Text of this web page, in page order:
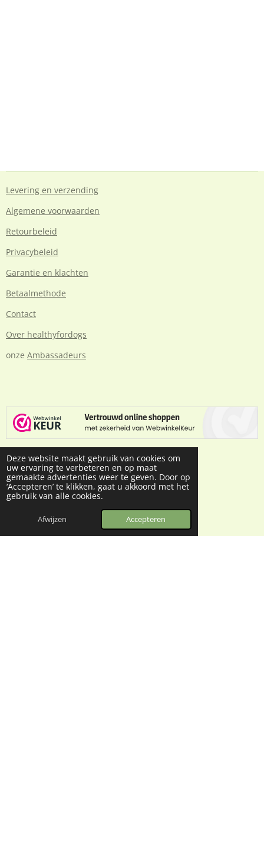
Deze website maakt gebruik van cookies om
uw ervaring te verbeteren en op maat
gemaakte advertenties weer te geven. Door op
‘Accepteren’ te klikken, gaat u akkoord met het
gebruik van alle cookies.
Afwijzen Accepteren
Levering en verzending
Algemene voorwaarden
Retourbeleid
Privacybeleid
Garantie en klachten
Betaalmethode
Contact
Over healthyfordogs
onze Ambassadeurs
Volg ons op social media
I
n
g
F
a
e
o
whatsapp